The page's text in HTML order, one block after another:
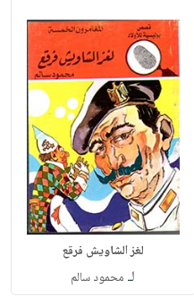
لغز الشاويش فرقع
لـ محمود سالم